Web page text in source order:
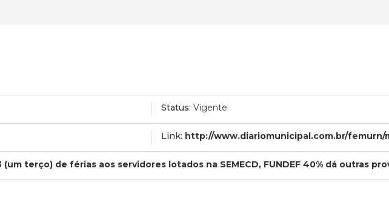
Status: Vigente
Link: http://www.diariomunicipal.com.br/femurn/
terço) de férias aos servidores lotados na SEMECD, FUNDEF 40% dá outras